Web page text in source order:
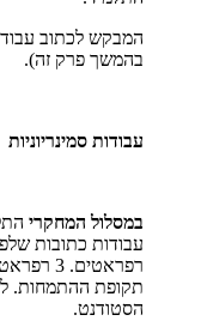
המבקש לכתוב
בהמשך פרק זה).
עבודות סמינריוניות
במסלול המחקרי
תקופת ההתמחות.
הסטודנט.